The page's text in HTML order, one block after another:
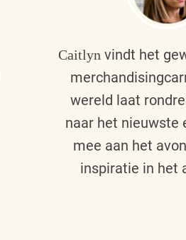
Caitlyn vindt het
wereld laat
naar het nieuwste
mee aan het
inspiratie in het